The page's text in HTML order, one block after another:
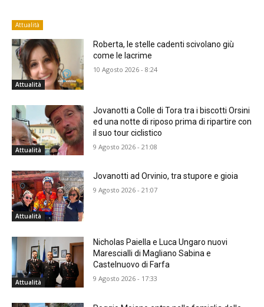
Attualità
Attualità
Roberta, le stelle cadenti scivolano giù
come le lacrime
10 Agosto 2026 - 8:24
Attualità
Jovanotti a Colle di Tora tra i biscotti Orsini
ed una notte di riposo prima di ripartire con
il suo tour ciclistico
9 Agosto 2026 - 21:08
Attualità
Jovanotti ad Orvinio, tra stupore e gioia
9 Agosto 2026 - 21:07
Attualità
Nicholas Paiella e Luca Ungaro nuovi
Marescialli di Magliano Sabina e
Castelnuovo di Farfa
9 Agosto 2026 - 17:33